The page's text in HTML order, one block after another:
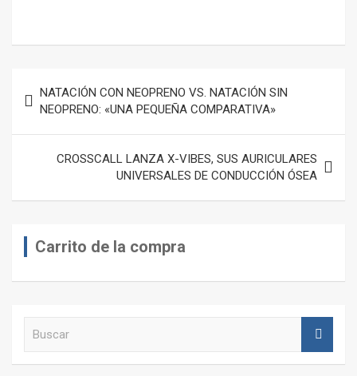
Navegación
de
entradas
NATACIÓN CON NEOPRENO VS. NATACIÓN SIN
NEOPRENO: «UNA PEQUEÑA COMPARATIVA»
CROSSCALL LANZA X-VIBES, SUS AURICULARES
UNIVERSALES DE CONDUCCIÓN ÓSEA
Carrito de la compra